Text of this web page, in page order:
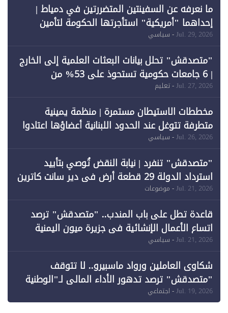
ما نعرفه عن السفينتين المتضررتين في دمياط |
إحداهما "أمريكية" استأجرتها الحكومة لتأمين
احتياجات الطاقة
Jul. 29, 2026- سياسي
"متصدقش" تحلل بيانات البعثات العلمية إلى الخارج
| 6 جامعات حكومية تستحوذ على 53% من
Jul. 27, 2026- تعليم
مخططات الاستيطان مستمرة | منظمة يمينية
متطرفة تتوغل عند الحدود اللبنانية أعضاؤها اعتادوا
خرق الحدود
Jul. 26, 2026- سياسي
"متصدقش" تنفرد | نيابة النقض تُوصي بتأييد
استرداد الدولة 29 قطعة أرض في دير سانت كاترين
وقبول طعن الحكومة جزئيًا (1)
Jul. 21, 2026- موضوعات
قاعدة تطل على باب المندب.. "متصدقش" ترصد
اتساع الأعمال الإنشائية في جزيرة ميون اليمنية
Jul. 21, 2026- سياسي
شكاوى العاملين ورواد ماسبيرو.. لا تتوقف
"متصدقش" ترصد تدهور الأداء المالي لـ"الوطنية
للإعلام"
Jul. 19, 2026- اجتماعي